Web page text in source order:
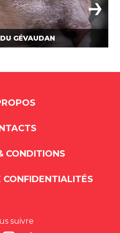
GÉVAUDAN
CONDITIONS
suivre